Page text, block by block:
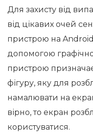
Для захисту від
від цікавих очей
пристрою на
допомогою
пристрою
фігуру, яку для
намалювати на
вірно, то екран
користуватися.